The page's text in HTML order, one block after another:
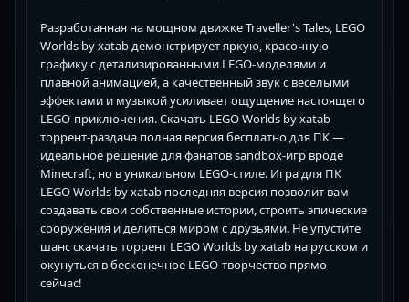
Разработанная на мощном движке Traveller's Tales, LEGO
Worlds by xatab демонстрирует яркую, красочную
графику с детализированными LEGO-моделями и
плавной анимацией, а качественный звук с веселыми
эффектами и музыкой усиливает ощущение настоящего
LEGO-приключения. Скачать LEGO Worlds by xatab
торрент-раздача полная версия бесплатно для ПК —
идеальное решение для фанатов sandbox-игр вроде
Minecraft, но в уникальном LEGO-стиле. Игра для ПК
LEGO Worlds by xatab последняя версия позволит вам
создавать свои собственные истории, строить эпические
сооружения и делиться миром с друзьями. Не упустите
шанс скачать торрент LEGO Worlds by xatab на русском и
окунуться в бесконечное LEGO-творчество прямо
сейчас!